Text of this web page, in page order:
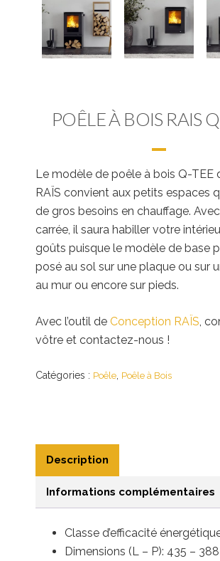
POÊLE À BOIS RAIS
Le modèle de poêle à bois Q-TEE
RAÏS convient aux petits espaces
de gros besoins en chauffage.
carrée, il saura habiller votre
goûts puisque le modèle de base
posé au sol sur une plaque ou sur
au mur ou encore sur pieds.
Avec l’outil de Conception RAÏS,
vôtre et contactez-nous !
Catégories : Poêle Poêle à Bois
Description
Informations complémentaires
Classe d’efficacité
Dimensions (L – P): 435 – 388